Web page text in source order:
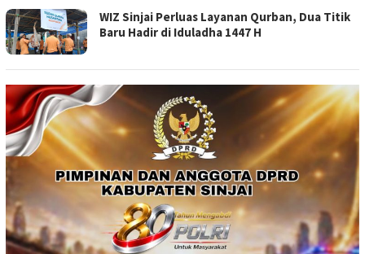
WIZ Sinjai Perluas Layanan Qurban, Dua Titik
Baru Hadir di Iduladha 1447 H